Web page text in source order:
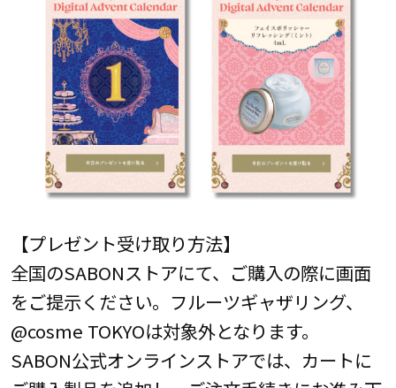
【プレゼント受け取り方法】
全国のSABONストアにて、ご購入の際に画面
をご提示ください。フルーツギャザリング、
@cosme TOKYOは対象外となります。
SABON公式オンラインストアでは、カートに